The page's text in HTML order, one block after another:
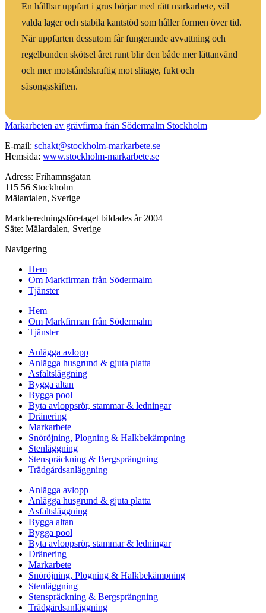
En hållbar uppfart i grus börjar med rätt markarbete, väl
valda lager och stabila kantstöd som håller formen över tid.
När uppfarten dessutom får fungerande avvattning och
regelbunden skötsel året runt blir den både mer lättanvänd
och mer motståndskraftig mot slitage, fukt och
säsongsskiften.
Markarbeten av grävfirma från Södermalm Stockholm
E-mail: schakt@stockholm-markarbete.se
Hemsida: www.stockholm-markarbete.se
Adress: Frihamnsgatan
115 56 Stockholm
Mälardalen, Sverige
Markberedningsföretaget bildades år 2004
Säte: Mälardalen, Sverige
Navigering
Hem
Om Markfirman från Södermalm
Tjänster
Hem
Om Markfirman från Södermalm
Tjänster
Anlägga avlopp
Anlägga husgrund & gjuta platta
Asfaltsläggning
Bygga altan
Bygga pool
Byta avloppsrör, stammar & ledningar
Dränering
Markarbete
Snöröjning, Plogning & Halkbekämpning
Stenläggning
Stenspräckning & Bergsprängning
Trädgårdsanläggning
Anlägga avlopp
Anlägga husgrund & gjuta platta
Asfaltsläggning
Bygga altan
Bygga pool
Byta avloppsrör, stammar & ledningar
Dränering
Markarbete
Snöröjning, Plogning & Halkbekämpning
Stenläggning
Stenspräckning & Bergsprängning
Trädgårdsanläggning